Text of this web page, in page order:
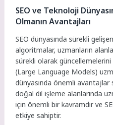
SEO ve Teknoloji
Olmanın Avantajları
SEO dünyasında sürekli
algoritmalar, uzmanların
sürekli olarak
(Large Language Models)
dünyasında önemli avantajlar
doğal dil işleme alanlarında
için önemli bir kavramdır ve
etkiye sahiptir.